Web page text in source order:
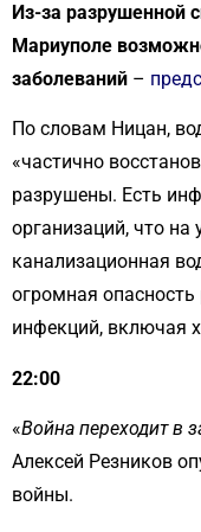
Из-за разрушенной
Мариуполе
заболеваний –
По словам Ницан,
«частично
разрушены. Есть
организаций, что на
канализационная
огромная
инфекций, включая
22:00
«Война переходит в
Алексей Резников
войны.